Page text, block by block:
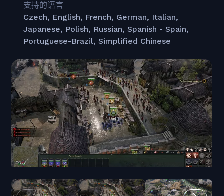
支持的语言
Czech, English, French, German, Italian,
Japanese, Polish, Russian, Spanish - Spain,
Portuguese-Brazil, Simplified Chinese